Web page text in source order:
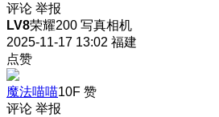
评论 举报
LV8荣耀200 写真相机
2025-11-17 13:02 福建
点赞
魔法喵喵10F 赞
评论 举报